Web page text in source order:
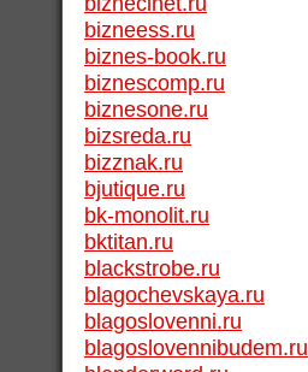
bizneess.ru
biznes-book.ru
biznescomp.ru
biznesone.ru
bizsreda.ru
bizznak.ru
bjutique.ru
bk-monolit.ru
bktitan.ru
blackstrobe.ru
blagochevskaya.ru
blagoslovenni.ru
blagoslovennibudem.ru